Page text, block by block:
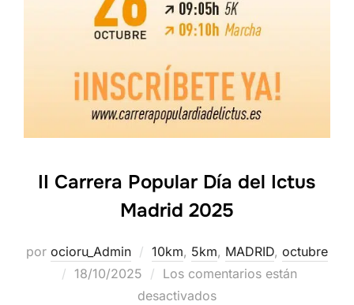
II Carrera Popular Día del Ictus
Madrid 2025
por ocioru_Admin 10km, 5km, MADRID, octubre
18/10/2025
Los comentarios están
desactivados